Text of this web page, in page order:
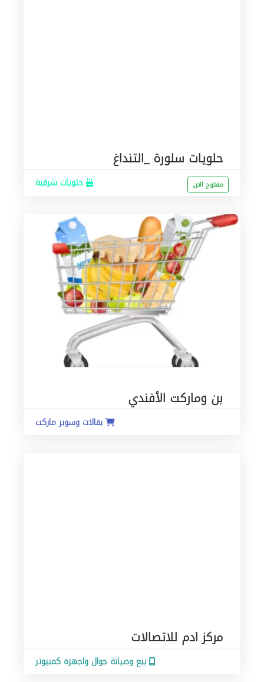
حلويات سلورة _التنداغ
حلويات شرقية مفتوح الان
بن وماركت الأفندي
بقالات وسوبر ماركت
مركز ادم للاتصالات
بيع وصيانة جوال واجهزة كمبيوتر